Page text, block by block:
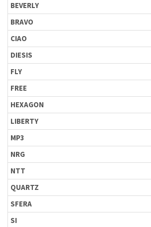
BEVERLY
BRAVO
CIAO
DIESIS
FLY
FREE
HEXAGON
LIBERTY
MP3
NRG
NTT
QUARTZ
SFERA
SI